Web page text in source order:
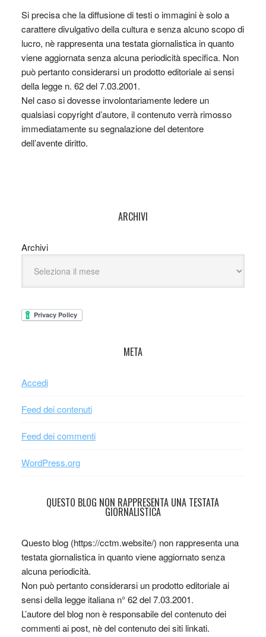
Si precisa che la diffusione di testi o immagini è solo a
carattere divulgativo della cultura e senza alcuno scopo di
lucro, nè rappresenta una testata giornalistica in quanto
viene aggiornata senza alcuna periodicità specifica. Non
può pertanto considerarsi un prodotto editoriale ai sensi
della legge n. 62 del 7.03.2001.
Nel caso si dovesse involontariamente ledere un
qualsiasi copyright d’autore, il contenuto verrà rimosso
immediatamente su segnalazione del detentore
dell’avente diritto.
ARCHIVI
Archivi
META
Accedi
Feed dei contenuti
Feed dei commenti
WordPress.org
QUESTO BLOG NON RAPPRESENTA UNA TESTATA
GIORNALISTICA
Questo blog (https://cctm.website/) non rappresenta una
testata giornalistica in quanto viene aggiornato senza
alcuna periodicità.
Non può pertanto considerarsi un prodotto editoriale ai
sensi della legge italiana n° 62 del 7.03.2001.
L’autore del blog non è responsabile del contenuto dei
commenti ai post, nè del contenuto dei siti linkati.